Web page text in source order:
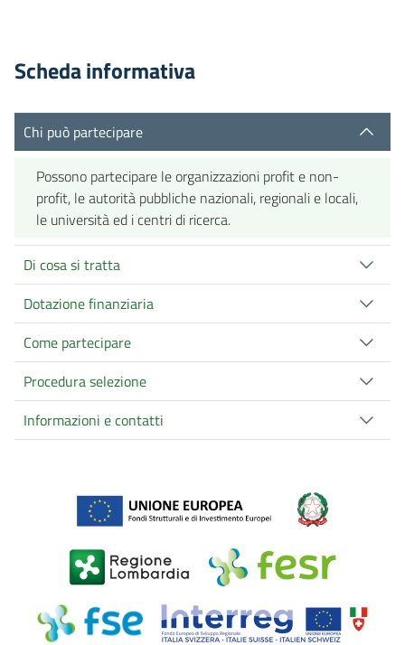
Scheda informativa
Chi può partecipare
Possono partecipare le organizzazioni profit e non-
profit, le autorità pubbliche nazionali, regionali e locali,
le università ed i centri di ricerca.
Di cosa si tratta
Dotazione finanziaria
Come partecipare
Procedura selezione
Informazioni e contatti